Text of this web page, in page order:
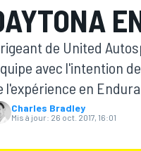
de United
avec l'intention
l'expérience en
Charles Bradley
Mis à jour: 26 oct. 2017, 16:01